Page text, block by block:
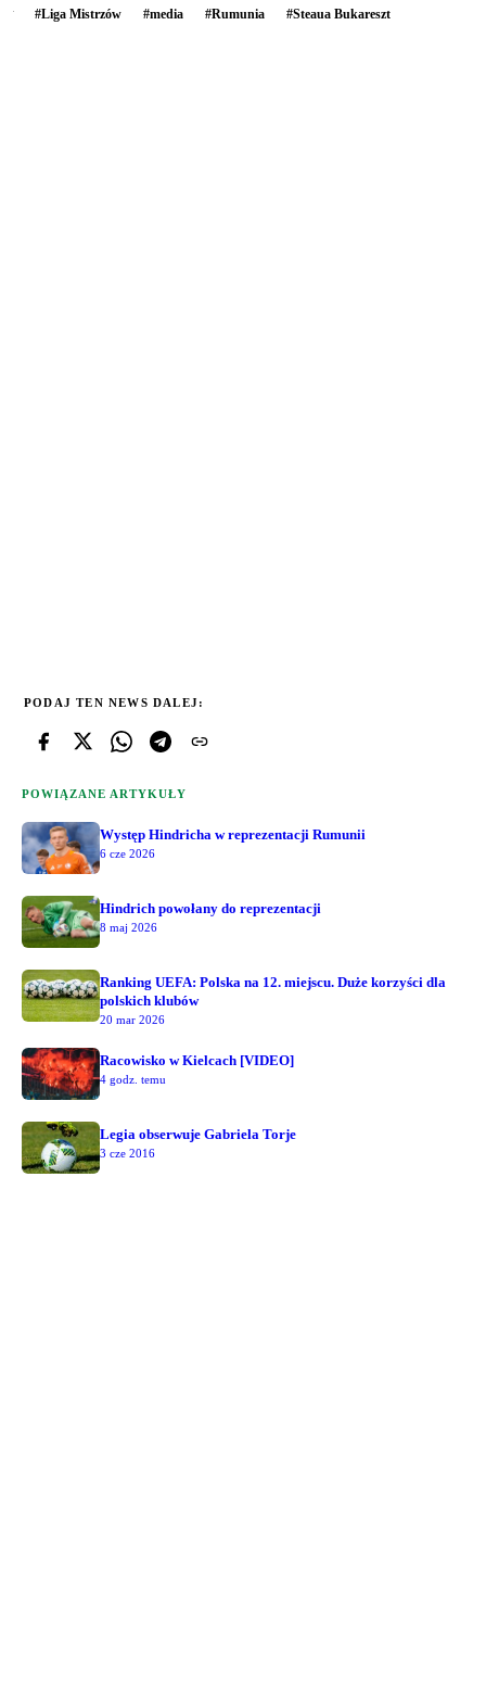
#Liga Mistrzów #media #Rumunia #Steaua Bukareszt
PODAJ TEN NEWS DALEJ:
POWIĄZANE ARTYKUŁY
Występ Hindricha w reprezentacji Rumunii
6 cze 2026
Hindrich powołany do reprezentacji
8 maj 2026
Ranking UEFA: Polska na 12. miejscu. Duże korzyści dla
polskich klubów
20 mar 2026
Racowisko w Kielcach [VIDEO]
4 godz. temu
Legia obserwuje Gabriela Torje
3 cze 2016